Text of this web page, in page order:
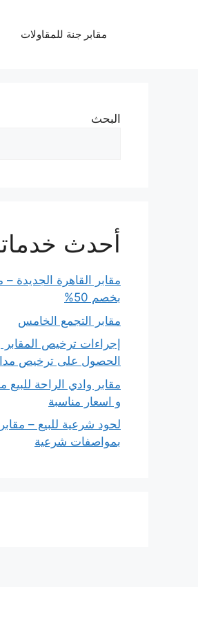
مقابر جنة للمقاولات
البحث
أحدث
مقابر القاهرة الجديدة
بخصم 50%
مقابر التجمع الخامس
إجراءات ترخيص
الحصول على ترخيص
مقابر وادي الراحة
و اسعار مناسبة
لحود شرعية للبيع –
بمواصفات شرعية